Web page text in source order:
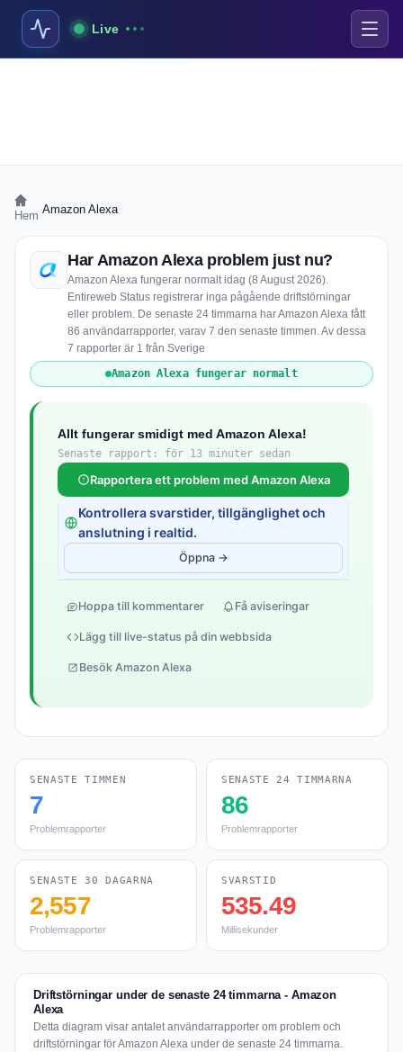
Live
Hem Amazon Alexa
Har Amazon Alexa problem just nu?
Amazon Alexa fungerar normalt idag (8 August 2026).
Entireweb Status registrerar inga pågående driftstörningar
eller problem. De senaste 24 timmarna har Amazon Alexa fått
86 användarrapporter, varav 7 den senaste timmen. Av dessa
7 rapporter är 1 från Sverige
Amazon Alexa fungerar normalt
Allt fungerar smidigt med Amazon Alexa!
Senaste rapport: för 13 minuter sedan
Rapportera ett problem med Amazon Alexa
Kontrollera svarstider, tillgänglighet och
anslutning i realtid.
Öppna →
Hoppa till kommentarer Få aviseringar
Lägg till live-status på din webbsida
Besök Amazon Alexa
SENASTE TIMMEN
7
Problemrapporter
SENASTE 24 TIMMARNA
86
Problemrapporter
SENASTE 30 DAGARNA
2,557
Problemrapporter
SVARSTID
535.49
Millisekunder
Driftstörningar under de senaste 24 timmarna - Amazon
Alexa
Detta diagram visar antalet användarrapporter om problem och
driftstörningar för Amazon Alexa under de senaste 24 timmarna.